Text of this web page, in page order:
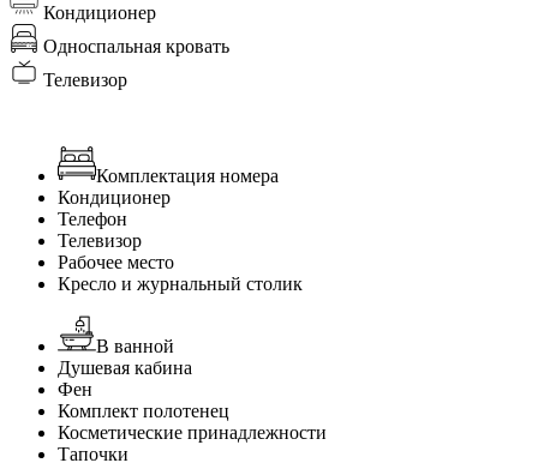
Кондиционер
Односпальная кровать
Телевизор
Комплектация номера
Кондиционер
Телефон
Телевизор
Рабочее место
Кресло и журнальный столик
В ванной
Душевая кабина
Фен
Комплект полотенец
Косметические принадлежности
Тапочки